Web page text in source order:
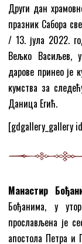
Други дан
празник Сабора
/ 13. јула 2022.
Вељко Васиљев,
дарове принео је
кумства за
Даница Егић.
[gdgallery_gallery
Манастир
Бођанима, у
прослављена је
апостола Петра и